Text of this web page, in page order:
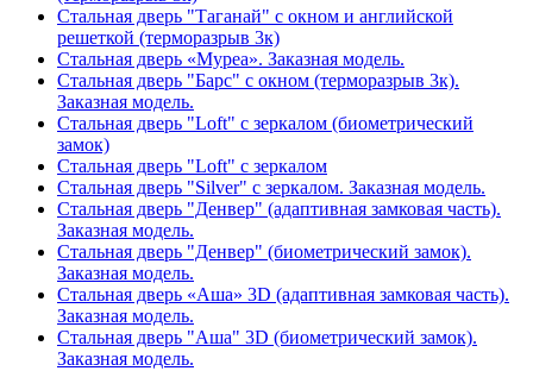
Стальная дверь "Таганай" с окном и английской
решеткой (терморазрыв 3к)
Стальная дверь «Муреа». Заказная модель.
Стальная дверь "Барс" с окном (терморазрыв 3к).
Заказная модель.
Стальная дверь "Loft" с зеркалом (биометрический
замок)
Стальная дверь "Loft" с зеркалом
Стальная дверь "Silver" с зеркалом. Заказная модель.
Стальная дверь "Денвер" (адаптивная замковая часть).
Заказная модель.
Стальная дверь "Денвер" (биометрический замок).
Заказная модель.
Стальная дверь «Аша» 3D (адаптивная замковая часть).
Заказная модель.
Стальная дверь "Аша" 3D (биометрический замок).
Заказная модель.